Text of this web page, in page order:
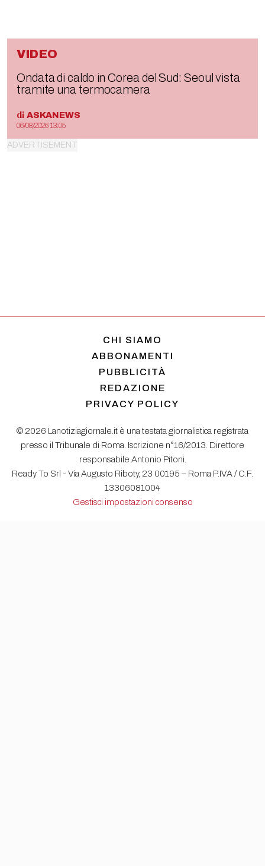
VIDEO
Ondata di caldo in Corea del Sud: Seoul vista
tramite una termocamera
di ASKANEWS
06/08/2026 13:05
CHI SIAMO
ABBONAMENTI
PUBBLICITÀ
REDAZIONE
PRIVACY POLICY
© 2026 Lanotiziagiornale.it è una testata giornalistica registrata
presso il Tribunale di Roma. Iscrizione n°16/2013. Direttore
responsabile Antonio Pitoni.
Ready To Srl - Via Augusto Riboty, 23 00195 – Roma P.IVA / C.F.
13306081004
Gestisci impostazioni consenso